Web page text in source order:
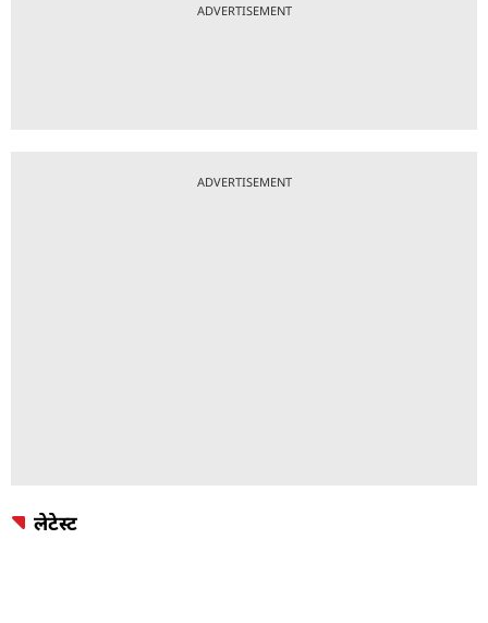
ADVERTISEMENT
ADVERTISEMENT
लेटेस्ट